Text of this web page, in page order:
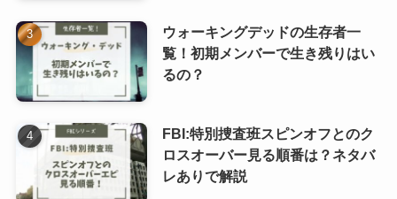
ウォーキングデッドの生存者一
覧！初期メンバーで生き残りはい
るの？
FBI:特別捜査班スピンオフとのク
ロスオーバー見る順番は？ネタバ
レありで解説